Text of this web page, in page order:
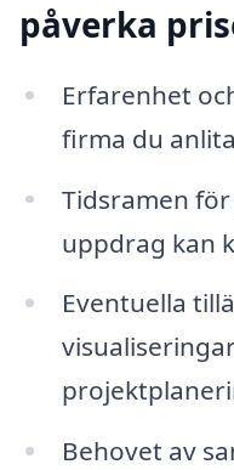
påverka
Erfarenhet
firma du
Tidsramen
uppdrag kan
Eventuella
Behovet av